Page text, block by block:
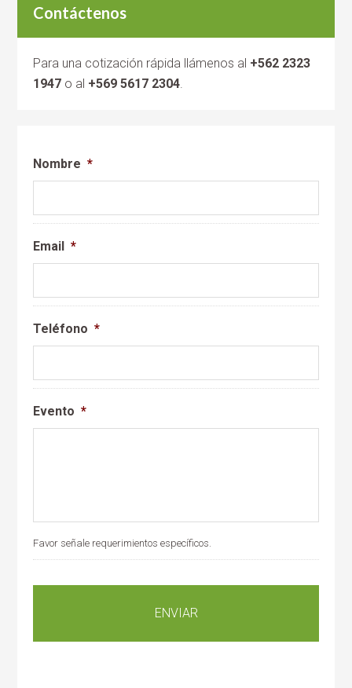
Contáctenos
Para una cotización rápida llámenos al +562 2323
1947 o al +569 5617 2304.
Nombre *
Email *
Teléfono *
Evento *
Favor señale requerimientos específicos.